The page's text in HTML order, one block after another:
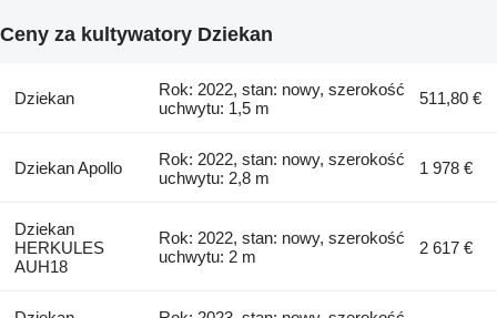
Ceny za kultywatory Dziekan
Dziekan
Rok: 2022, stan: nowy, szerokość
uchwytu: 1,5 m
511,80 €
Dziekan Apollo
Rok: 2022, stan: nowy, szerokość
uchwytu: 2,8 m
1 978 €
Dziekan
HERKULES
AUH18
Rok: 2022, stan: nowy, szerokość
uchwytu: 2 m
2 617 €